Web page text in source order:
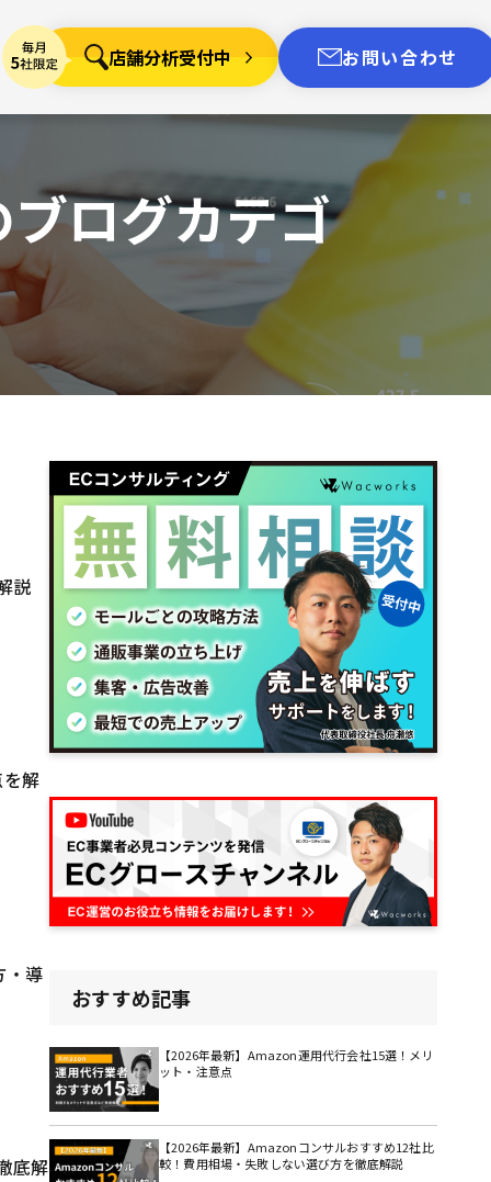
店舗分析受付中 お問い合わせ
ログカテゴ
説
解
・導
底解
おすすめ記事
【2026年最新】Amazon運用代行会社15選！メリ
ット・注意点
【2026年最新】Amazonコンサルおすすめ12社比
較！費用相場・失敗しない選び方を徹底解説